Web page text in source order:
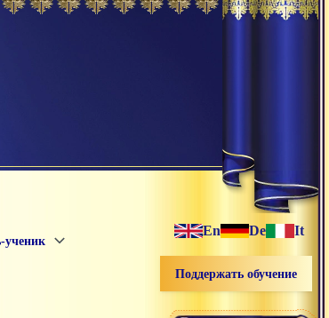
ученик
En De It
Поддержать обучение